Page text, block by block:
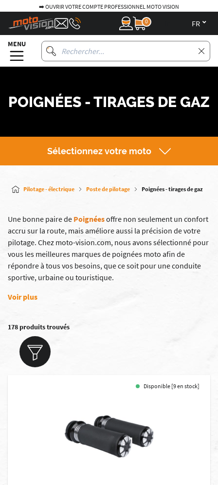
➡️ OUVRIR VOTRE COMPTE PROFESSIONNEL MOTO VISION
0
MENU
POIGNÉES - TIRAGES DE GAZ
Sélectionnez votre moto
Pilotage - électrique Poste de pilotage Poignées - tirages de gaz
Une bonne paire de Poignéesoffre non seulement un confort
accru sur la route, mais améliore aussi la précision de votre
pilotage. Chez moto-vision.com, nous avons sélectionné pour
vous les meilleures marques de poignées moto afin de
répondre à tous vos besoins, que ce soit pour une conduite
sportive, urbaine ou touristique.
Voir plus
178 produits trouvés
Disponible [9 en stock]